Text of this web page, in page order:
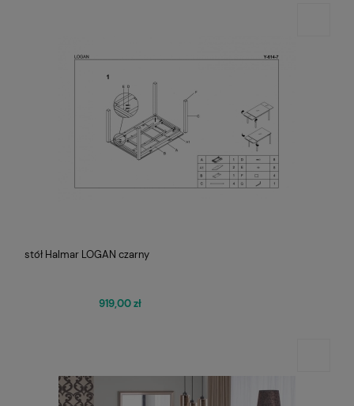
stół Halmar LOGAN czarny
919,00 zł